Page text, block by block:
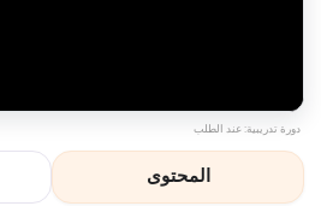
دورة تدريبية: عند الطلب
المحتوى